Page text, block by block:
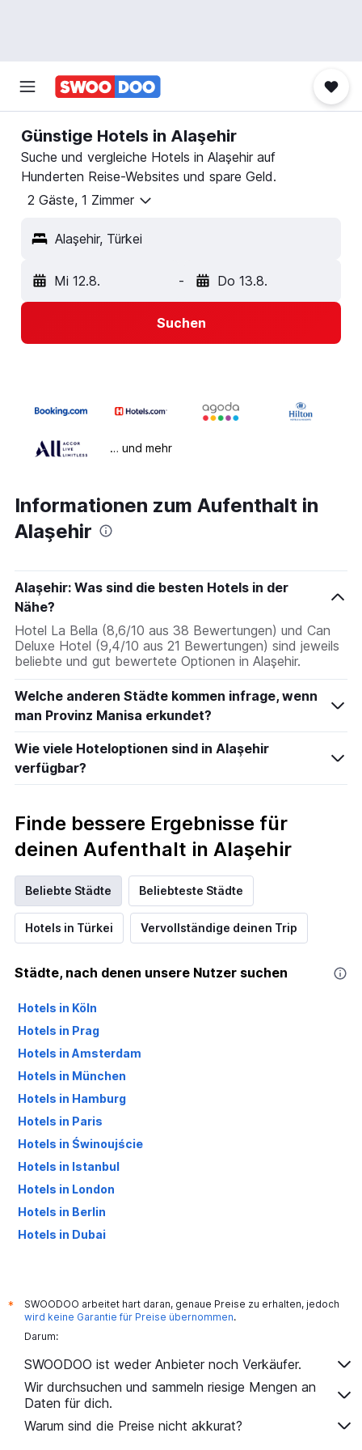
Günstige Hotels in Alaşehir
Suche und vergleiche Hotels in Alaşehir auf
Hunderten Reise-Websites und spare Geld.
2 Gäste, 1 Zimmer
Alaşehir, Türkei
Mi 12.8. - Do 13.8.
Suchen
… und mehr
Informationen zum Aufenthalt in
Alaşehir
Alaşehir: Was sind die besten Hotels in der
Nähe?
Hotel La Bella (8,6/10 aus 38 Bewertungen) und Can
Deluxe Hotel (9,4/10 aus 21 Bewertungen) sind jeweils
beliebte und gut bewertete Optionen in Alaşehir.
Welche anderen Städte kommen infrage, wenn
man Provinz Manisa erkundet?
Wie viele Hoteloptionen sind in Alaşehir
verfügbar?
Finde bessere Ergebnisse für
deinen Aufenthalt in Alaşehir
Beliebte Städte Beliebteste Städte
Hotels in Türkei Vervollständige deinen Trip
Städte, nach denen unsere Nutzer suchen
Hotels in Köln
Hotels in Prag
Hotels in Amsterdam
Hotels in München
Hotels in Hamburg
Hotels in Paris
Hotels in Świnoujście
Hotels in Istanbul
Hotels in London
Hotels in Berlin
Hotels in Dubai
*
SWOODOO arbeitet hart daran, genaue Preise zu erhalten, jedoch
wird keine Garantie für Preise übernommen.
Darum:
SWOODOO ist weder Anbieter noch Verkäufer.
Wir durchsuchen und sammeln riesige Mengen an
Daten für dich.
Warum sind die Preise nicht akkurat?